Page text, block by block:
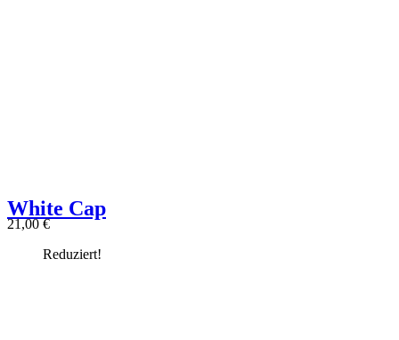
White Cap
21,00€
Reduziert!